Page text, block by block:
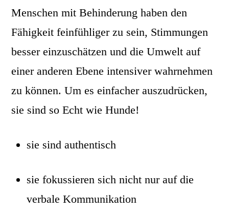
Menschen mit Behinderung haben den
Fähigkeit feinfühliger zu sein, Stimmungen
besser einzuschätzen und die Umwelt auf
einer anderen Ebene intensiver wahrnehmen
zu können. Um es einfacher auszudrücken,
sie sind so Echt wie Hunde!
sie sind authentisch
sie fokussieren sich nicht nur auf die
verbale Kommunikation